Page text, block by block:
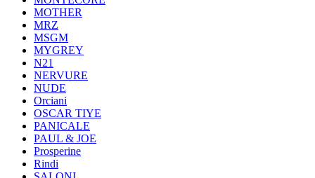
MOTHER
MRZ
MSGM
MYGREY
N21
NERVURE
NUDE
Orciani
OSCAR TIYE
PANICALE
PAUL & JOE
Prosperine
Rindi